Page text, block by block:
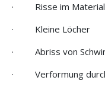
· Risse im Material
· Kleine Löcher
· Abriss von
· Verformung